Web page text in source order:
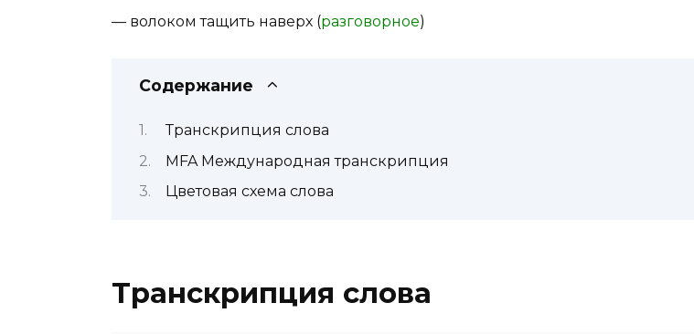
— волоком тащить наверх (разговорное)
Содержание
Транскрипция слова
MFA Международная транскрипция
Цветовая схема слова
Транскрипция слова